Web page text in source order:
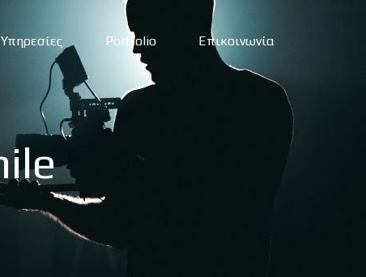
Υπηρεσίες
Digital Marketing Services
Portfolio Επικοινωνία